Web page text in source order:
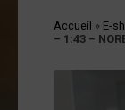
Accueil » E-
– 1:43 –